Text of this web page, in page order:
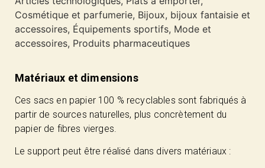
Cosmétique et parfumerie, Bijoux, bijoux fantaisie et
accessoires, Équipements sportifs, Mode et
accessoires, Produits pharmaceutiques
Matériaux et dimensions
Ces sacs en papier 100 % recyclables sont fabriqués à
partir de sources naturelles, plus concrètement du
papier de fibres vierges.
Le support peut être réalisé dans divers matériaux :